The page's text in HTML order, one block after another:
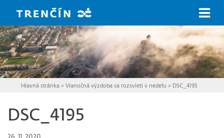
Hlavná stránka > Vianočná výzdoba sa rozsvieti v nedeľu > DSC_4195
DSC_4195